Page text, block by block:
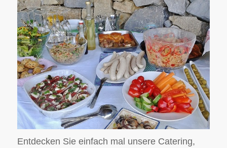
Entdecken Sie einfach mal unsere Catering,